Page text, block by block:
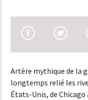
TITRE
ARTISTE
Artère mythique de la
longtemps relié les
États-Unis, de